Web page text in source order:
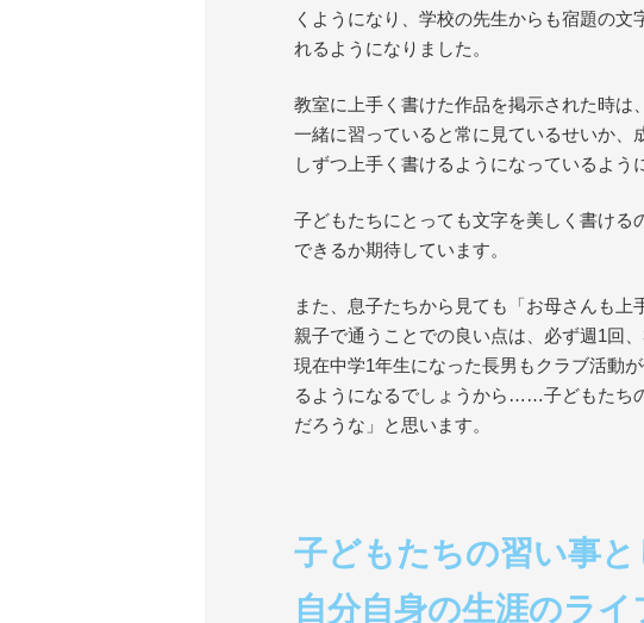
くようになり、学校の先生からも宿題の文
れるようになりました。
教室に上手く書けた作品を掲示された時は
一緒に習っていると常に見ているせいか
しずつ上手く書けるようになっているよう
子どもたちにとっても文字を美しく書け
できるか期待しています。
また、息子たちから見ても「お母さんも上
親子で通うことでの良い点は、必ず週1回
現在中学1年生になった長男もクラブ活動
るようになるでしょうから……子どもたち
だろうな」と思います。
子どもたちの習い事と
自分自身の生涯のライ